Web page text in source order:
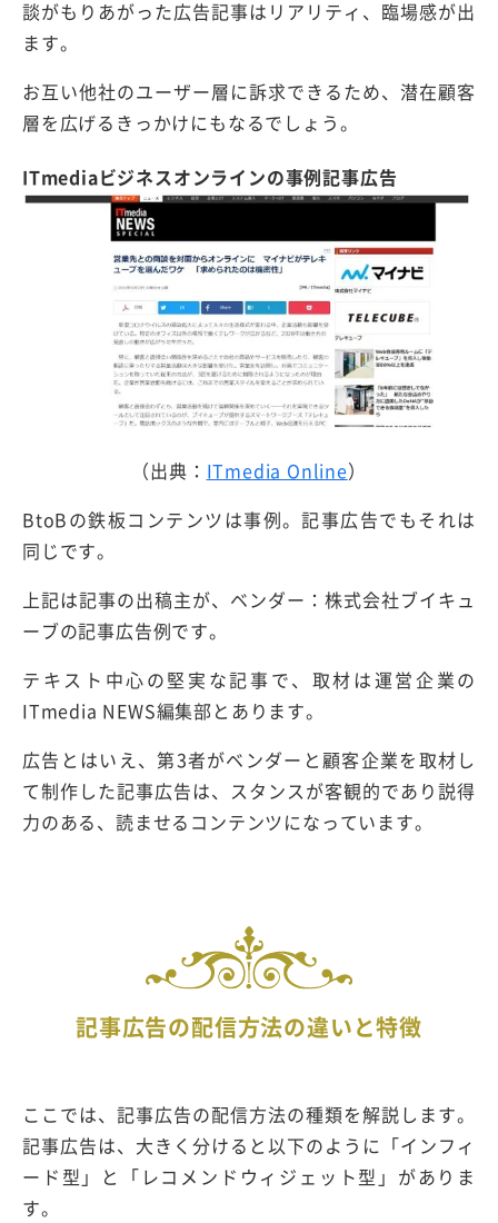
談がもりあがった広告記事はリアリティ、臨場感が出
ます。
お互い他社のユーザー層に訴求できるため、潜在顧客
層を広げるきっかけにもなるでしょう。
ITmediaビジネスオンラインの事例記事広告
（出典： ITmedia Online）
BtoBの鉄板コンテンツは事例。記事広告でもそれは
同じです。
上記は記事の出稿主が、ベンダー：株式会社ブイキュ
ーブの記事広告例です。
テキスト中心の堅実な記事で、取材は運営企業の
ITmedia NEWS編集部とあります。
広告とはいえ、第3者がベンダーと顧客企業を取材し
て制作した記事広告は、スタンスが客観的であり説得
力のある、読ませるコンテンツになっています。
記事広告の配信方法の違いと特徴
ここでは、記事広告の配信方法の種類を解説します。
記事広告は、大きく分けると以下のように「インフィ
ード型」と「レコメンドウィジェット型」がありま
す。